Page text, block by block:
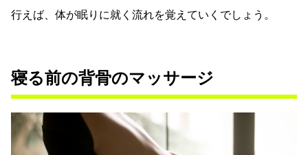
行えば、体が眠りに就く流れを覚えていくでしょう。
寝る前の背骨のマッサージ